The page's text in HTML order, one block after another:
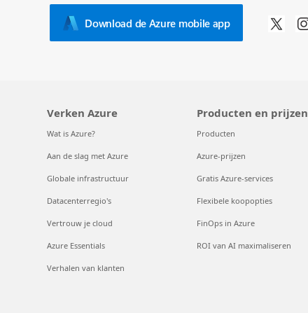
Download de Azure mobile app
Verken Azure
Wat is Azure?
Aan de slag met Azure
Globale infrastructuur
Datacenterregio's
Vertrouw je cloud
Azure Essentials
Verhalen van klanten
Producten en prijzen
Producten
Azure-prijzen
Gratis Azure-services
Flexibele koopopties
FinOps in Azure
ROI van AI maximaliseren